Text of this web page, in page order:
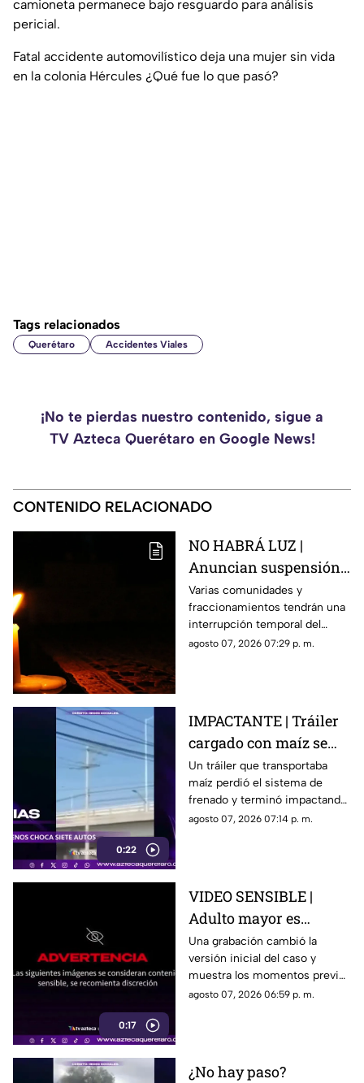
camioneta permanece bajo resguardo para análisis
pericial.
Fatal accidente automovilístico deja una mujer sin vida
en la colonia Hércules ¿Qué fue lo que pasó?
Tags relacionados
Querétaro Accidentes Viales
¡No te pierdas nuestro contenido, sigue a
TV Azteca Querétaro en Google News!
CONTENIDO RELACIONADO
NO HABRÁ LUZ |
Anuncian suspensión
del suministro eléctrico
en Querétaro; estás
serán las zonas
afectadas
Varias comunidades y
fraccionamientos tendrán una
interrupción temporal del
servicio eléctrico durante
agosto 07, 2026 07:29 p. m.
0:22
IMPACTANTE | Tráiler
cargado con maíz se
queda sin frenos y
embiste a siete
vehículos
Un tráiler que transportaba
maíz perdió el sistema de
frenado y terminó impactando
a siete vehículos que
agosto 07, 2026 07:14 p. m.
0:17
VIDEO SENSIBLE |
Adulto mayor es
atropell4do por tráiler;
fue empujado antes de
m0rir
Una grabación cambió la
versión inicial del caso y
muestra los momentos previos
al atropellamiento ocurrido en
agosto 07, 2026 06:59 p. m.
¿No hay paso?